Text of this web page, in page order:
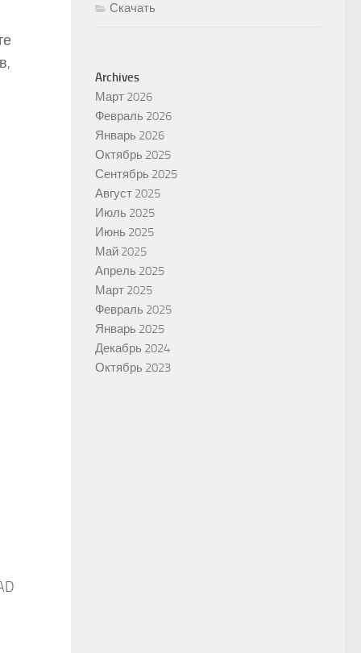
Скачать
Archives
Март 2026
Февраль 2026
Январь 2026
Октябрь 2025
Сентябрь 2025
Август 2025
Июль 2025
Июнь 2025
Май 2025
Апрель 2025
Март 2025
Февраль 2025
Январь 2025
Декабрь 2024
Октябрь 2023